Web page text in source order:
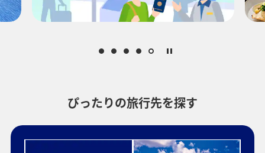
プロモーションコードについて
・表示金額は選択いただいた条件でのもっともおトクな運賃となりま
ぴったりの旅行先を探す